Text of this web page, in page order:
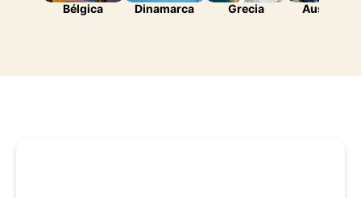
Bélgica Dinamarca Grecia Australia